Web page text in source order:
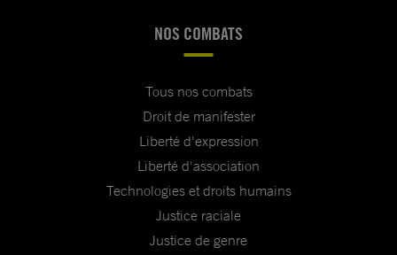
NOS COMBATS
Tous nos combats
Droit de manifester
Liberté d'expression
Liberté d'association
Technologies et droits humains
Justice raciale
Justice de genre